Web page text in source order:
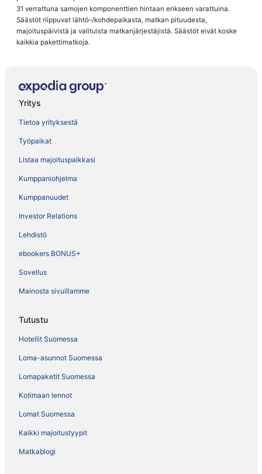
31 verrattuna samojen komponenttien hintaan erikseen varattuina.
Säästöt riippuvat lähtö-/kohdepaikasta, matkan pituudesta,
majoituspäivistä ja valituista matkanjärjestäjistä. Säästöt eivät koske
kaikkia pakettimatkoja.
Yritys
Tietoa yrityksestä
Työpaikat
Listaa majoituspaikkasi
Kumppaniohjelma
Kumppanuudet
Investor Relations
Lehdistö
ebookers BONUS+
Sovellus
Mainosta sivuillamme
Tutustu
Hotellit Suomessa
Loma-asunnot Suomessa
Lomapaketit Suomessa
Kotimaan lennot
Lomat Suomessa
Kaikki majoitustyypit
Matkablogi